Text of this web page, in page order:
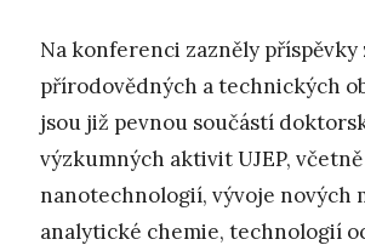
Na konferenci zazněly
přírodovědných a technických
jsou již pevnou součástí
výzkumných aktivit UJEP, včetně
nanotechnologií, vývoje nových
analytické chemie, technologií